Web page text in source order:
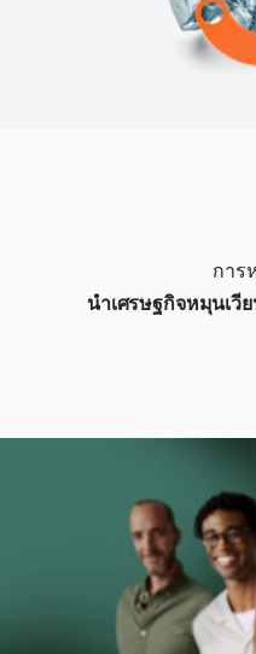
การ
นำเศรษฐกิจหมุนเวี